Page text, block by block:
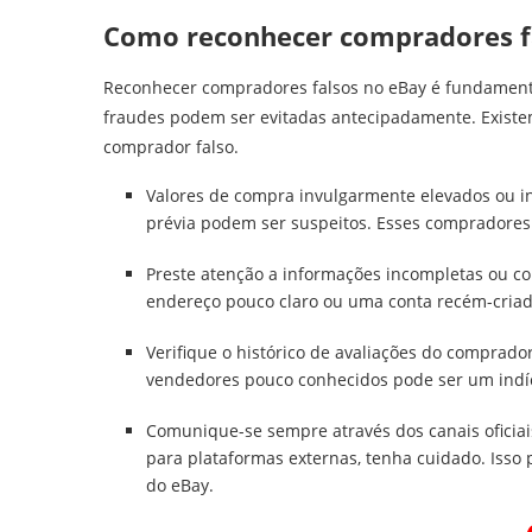
Como reconhecer compradores
Reconhecer compradores falsos no eBay é
fraudes podem ser evitadas antecipadamente.
comprador falso.
Valores de compra invulgarmente elevados ou
prévia podem ser suspeitos. Esses
Preste atenção a informações incompletas ou
endereço pouco claro ou uma conta recém-
Verifique o histórico de avaliações do
vendedores pouco conhecidos pode ser um
Comunique-se sempre através dos canais
para plataformas externas, tenha cuidado.
do eBay.